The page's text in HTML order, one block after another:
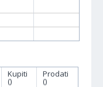
Kupiti
()
Prodati
()